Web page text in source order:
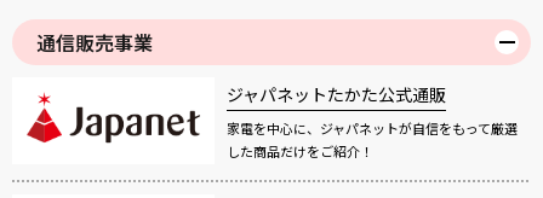
通信販売事業
ジャパネットたかた公式通販
家電を中心に、ジャパネットが自信をもって厳選
した商品だけをご紹介！